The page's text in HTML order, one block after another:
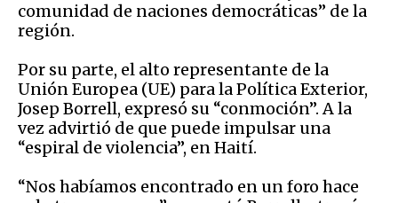
comunidad de naciones democráticas” de la
región.
Por su parte, el alto representante de la
Unión Europea (UE) para la Política Exterior,
Josep Borrell, expresó su “conmoción”. A la
vez advirtió de que puede impulsar una
“espiral de violencia”, en Haití.
“Nos habíamos encontrado en un foro hace